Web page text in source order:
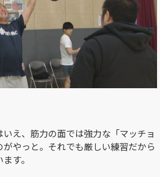
え、筋力の面では強力な「マッチョ
やっと。それでも厳しい練習だから
す。